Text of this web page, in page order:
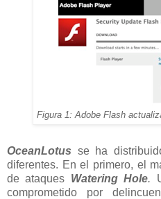
Figura 1: Adobe Flash
OceanLotus se ha
diferentes. En el primero, el
de ataques Watering Hole.
comprometido por